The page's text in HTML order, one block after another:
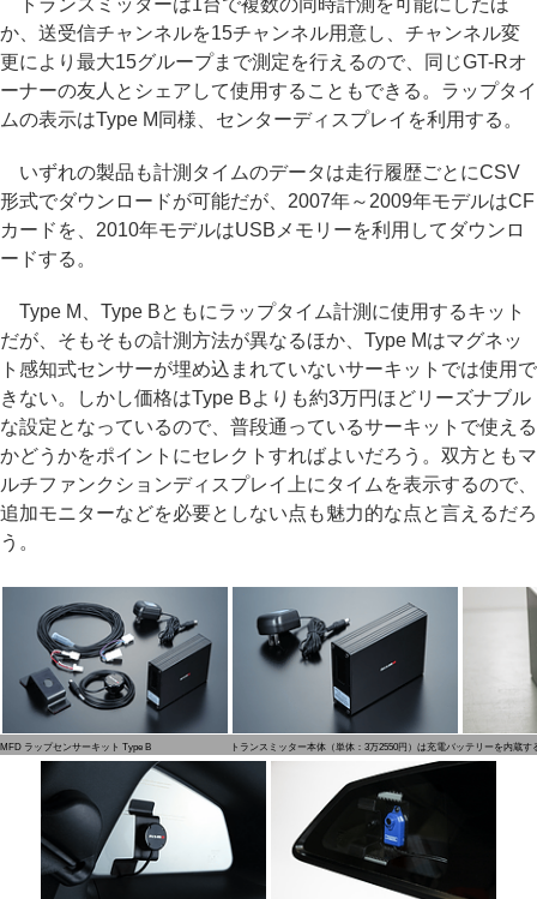
トランスミッターは1台で複数の同時計測を可能にしたほ
か、送受信チャンネルを15チャンネル用意し、チャンネル変
更により最大15グループまで測定を行えるので、同じGT-Rオ
ーナーの友人とシェアして使用することもできる。ラップタイ
ムの表示はType M同様、センターディスプレイを利用する。
いずれの製品も計測タイムのデータは走行履歴ごとにCSV
形式でダウンロードが可能だが、2007年～2009年モデルはCF
カードを、2010年モデルはUSBメモリーを利用してダウンロ
ードする。
Type M、Type Bともにラップタイム計測に使用するキット
だが、そもそもの計測方法が異なるほか、Type Mはマグネッ
ト感知式センサーが埋め込まれていないサーキットでは使用で
きない。しかし価格はType Bよりも約3万円ほどリーズナブル
な設定となっているので、普段通っているサーキットで使える
かどうかをポイントにセレクトすればよいだろう。双方ともマ
ルチファンクションディスプレイ上にタイムを表示するので、
追加モニターなどを必要としない点も魅力的な点と言えるだろ
う。
MFD ラップセンサーキット Type B トランスミッター本体（単体：3万2550円）は充電バッテリーを内蔵す